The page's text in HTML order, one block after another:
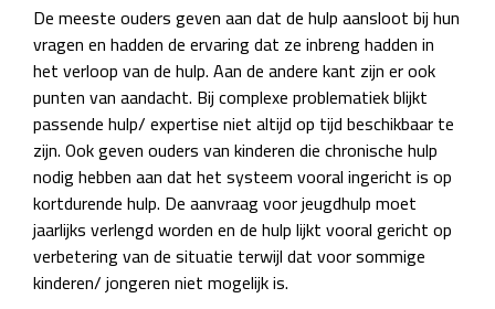
De meeste ouders geven aan dat de hulp aansloot bij hun
vragen en hadden de ervaring dat ze inbreng hadden in
het verloop van de hulp. Aan de andere kant zijn er ook
punten van aandacht. Bij complexe problematiek blijkt
passende hulp/ expertise niet altijd op tijd beschikbaar te
zijn. Ook geven ouders van kinderen die chronische hulp
nodig hebben aan dat het systeem vooral ingericht is op
kortdurende hulp. De aanvraag voor jeugdhulp moet
jaarlijks verlengd worden en de hulp lijkt vooral gericht op
verbetering van de situatie terwijl dat voor sommige
kinderen/ jongeren niet mogelijk is.